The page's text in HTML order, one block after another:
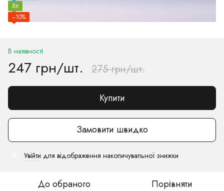
Хіт
−10%
В наявності
247 грн/шт. 275 грн/шт.
Купити
Замовити швидко
Увійти для відображення накопичувальної знижки
До обраного Порівняти